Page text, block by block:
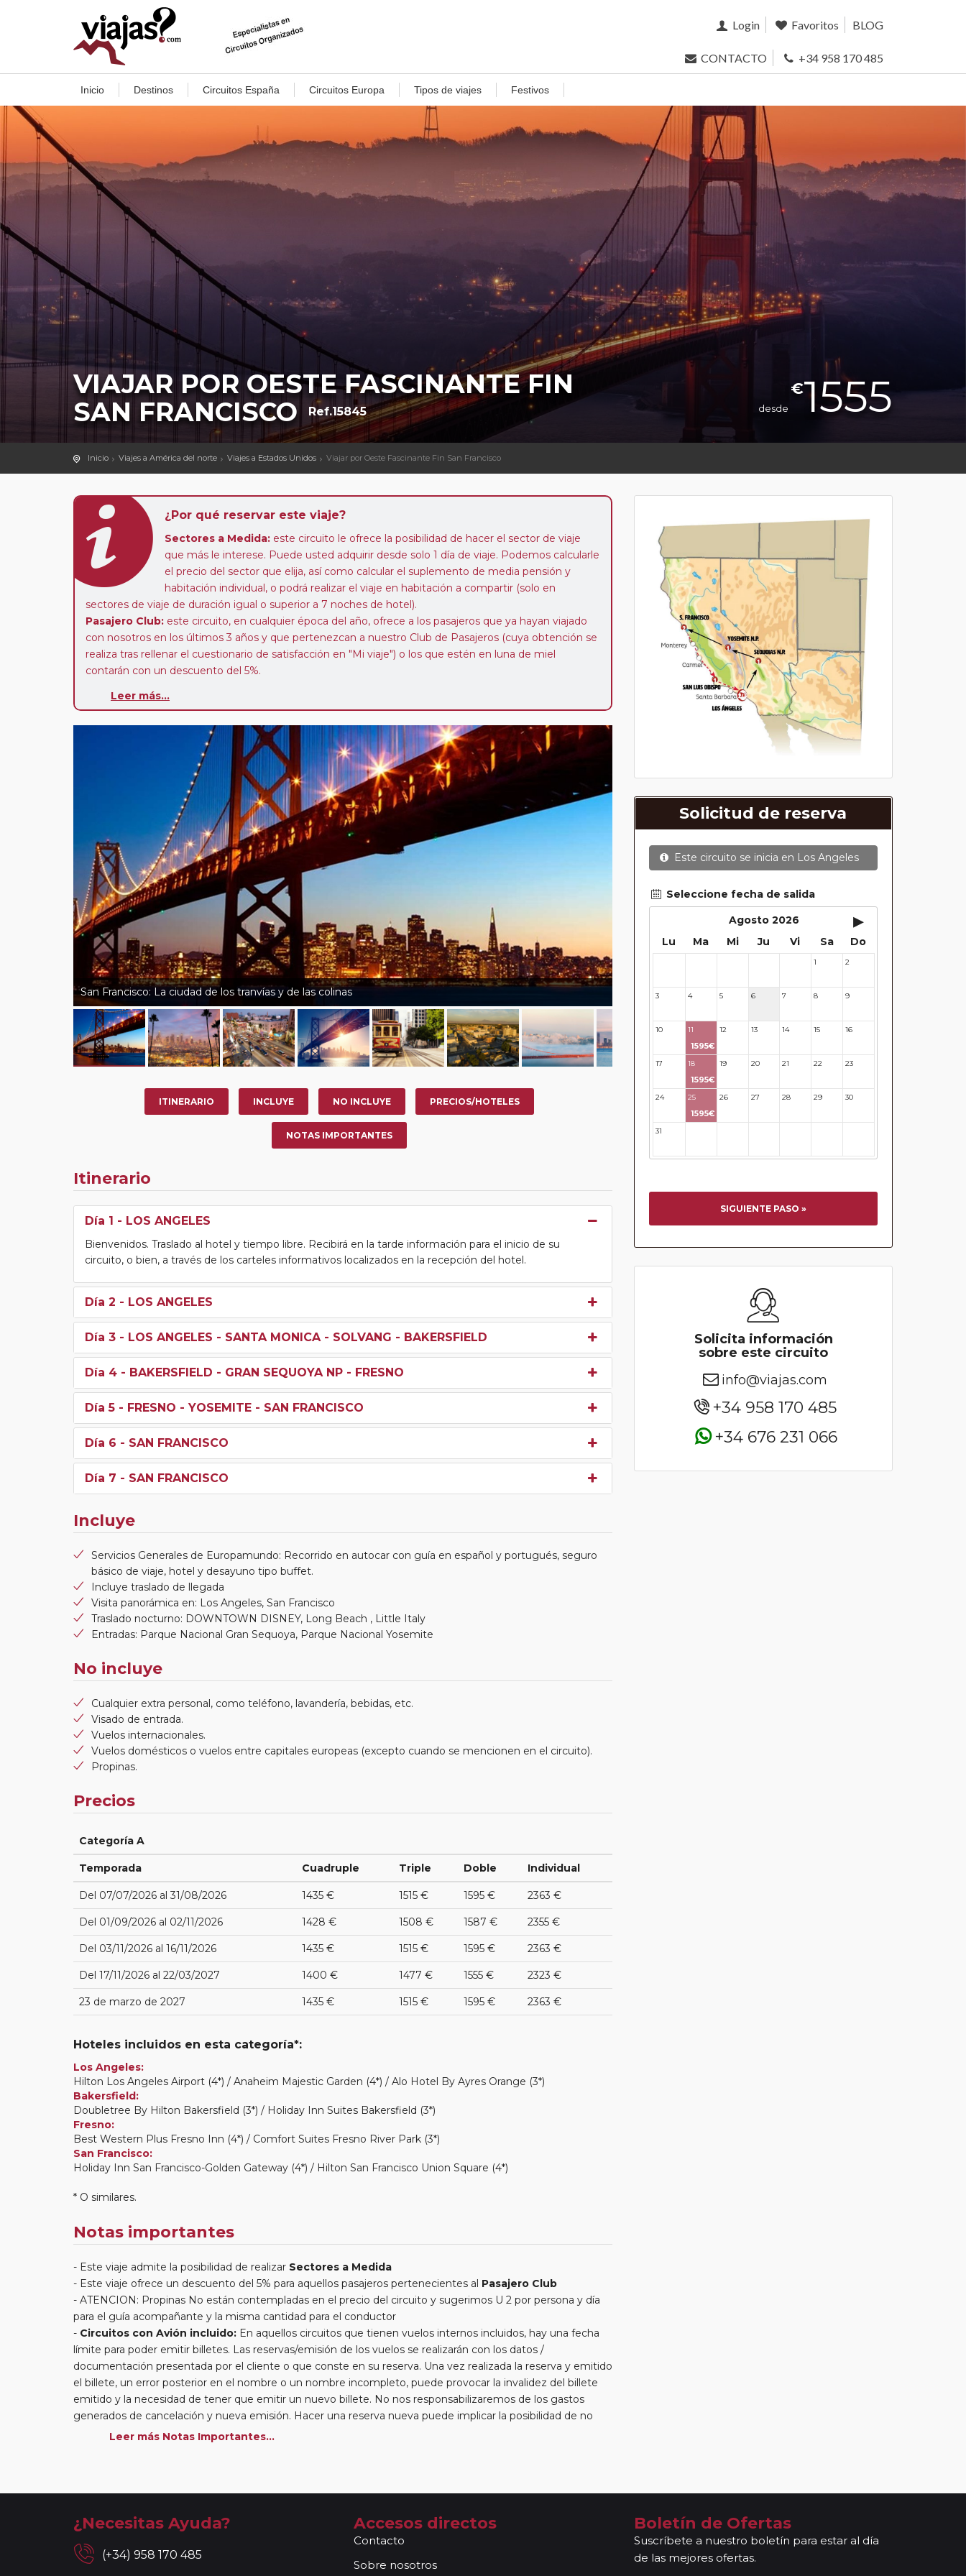
Login Favoritos BLOG
CONTACTO +34 958 170 485
Inicio Destinos Circuitos España Circuitos Europa Tipos de viajes Festivos
VIAJAR POR OESTE FASCINANTE FIN
SAN FRANCISCO
Ref.15845 desde
€1555
Inicio Viajes a América del norte Viajes a Estados Unidos Viajar por Oeste Fascinante Fin San Francisco
¿Por qué reservar este viaje?
Sectores a Medida: este circuito le ofrece la posibilidad de hacer el sector de viaje
que más le interese. Puede usted adquirir desde solo 1 día de viaje. Podemos calcularle
el precio del sector que elija, así como calcular el suplemento de media pensión y
habitación individual, o podrá realizar el viaje en habitación a compartir (solo en
sectores de viaje de duración igual o superior a 7 noches de hotel).
Pasajero Club: este circuito, en cualquier época del año, ofrece a los pasajeros que ya hayan viajado
con nosotros en los últimos 3 años y que pertenezcan a nuestro Club de Pasajeros (cuya obtención se
realiza tras rellenar el cuestionario de satisfacción en "Mi viaje") o los que estén en luna de miel
contarán con un descuento del 5%.
Leer más...
San Francisco: La ciudad de los tranvías y de las colinas
ITINERARIO INCLUYE NO INCLUYE PRECIOS/HOTELES
NOTAS IMPORTANTES
Itinerario
Día 1 - LOS ANGELES
Bienvenidos. Traslado al hotel y tiempo libre. Recibirá en la tarde información para el inicio de su
circuito, o bien, a través de los carteles informativos localizados en la recepción del hotel.
Día 2 - LOS ANGELES
Día 3 - LOS ANGELES - SANTA MONICA - SOLVANG - BAKERSFIELD
Día 4 - BAKERSFIELD - GRAN SEQUOYA NP - FRESNO
Día 5 - FRESNO - YOSEMITE - SAN FRANCISCO
Día 6 - SAN FRANCISCO
Día 7 - SAN FRANCISCO
Incluye
Servicios Generales de Europamundo: Recorrido en autocar con guía en español y portugués, seguro
básico de viaje, hotel y desayuno tipo buffet.
Incluye traslado de llegada
Visita panorámica en: Los Angeles, San Francisco
Traslado nocturno: DOWNTOWN DISNEY, Long Beach , Little Italy
Entradas: Parque Nacional Gran Sequoya, Parque Nacional Yosemite
No incluye
Cualquier extra personal, como teléfono, lavandería, bebidas, etc.
Visado de entrada.
Vuelos internacionales.
Vuelos domésticos o vuelos entre capitales europeas (excepto cuando se mencionen en el circuito).
Propinas.
Precios
Categoría A
Temporada Cuadruple Triple Doble Individual
Del 07/07/2026 al 31/08/2026 1435 € 1515 € 1595 € 2363 €
Del 01/09/2026 al 02/11/2026 1428 € 1508 € 1587 € 2355 €
Del 03/11/2026 al 16/11/2026 1435 € 1515 € 1595 € 2363 €
Del 17/11/2026 al 22/03/2027 1400 € 1477 € 1555 € 2323 €
23 de marzo de 2027 1435 € 1515 € 1595 € 2363 €
Hoteles incluidos en esta categoría*:
Los Angeles:
Hilton Los Angeles Airport (4*) / Anaheim Majestic Garden (4*) / Alo Hotel By Ayres Orange (3*)
Bakersfield:
Doubletree By Hilton Bakersfield (3*) / Holiday Inn Suites Bakersfield (3*)
Fresno:
Best Western Plus Fresno Inn (4*) / Comfort Suites Fresno River Park (3*)
San Francisco:
Holiday Inn San Francisco-Golden Gateway (4*) / Hilton San Francisco Union Square (4*)
* O similares.
Notas importantes
Este viaje admite la posibilidad de realizar Sectores a Medida
Este viaje ofrece un descuento del 5% para aquellos pasajeros pertenecientes al Pasajero Club
ATENCION: Propinas No están contempladas en el precio del circuito y sugerimos U 2 por persona y día
para el guía acompañante y la misma cantidad para el conductor
Circuitos con Avión incluido: En aquellos circuitos que tienen vuelos internos incluidos, hay una fecha
límite para poder emitir billetes. Las reservas/emisión de los vuelos se realizarán con los datos /
documentación presentada por el cliente o que conste en su reserva. Una vez realizada la reserva y emitido
el billete, un error posterior en el nombre o un nombre incompleto, puede provocar la invalidez del billete
emitido y la necesidad de tener que emitir un nuevo billete. No nos responsabilizaremos de los gastos
generados de cancelación y nueva emisión. Hacer una reserva nueva puede implicar la posibilidad de no
conseguir plazas en los mismos vuelos previstos. Las compañías aéreas se reservan el derecho de que un
compañía aérea en el momento de facturar. Recuerde que en estos circuitos no dispondrá de servicio de
maleteros en los hoteles a la llegada y salida del aeropuerto/ estación de tren.
En los Circuitos con Crucero
dispondrá de días libres para poder disfrutar por su cuenta en las ciudades
más activas y bellas de Europa. Durante estos días, no estarán acompañados de nuestros guías. En caso de
Leer más Notas Importantes...
Solicitud de reserva
Este circuito se inicia en Los Angeles
Seleccione fecha de salida
Agosto 2026
▸
Lu Ma Mi Ju Vi Sa Do
1 2
3 4 5 6 7 8 9
10 11
1595€
12 13 14 15 16
17 18
1595€
19 20 21 22 23
24 25
1595€
26 27 28 29 30
31
SIGUIENTE PASO »
Solicita información
sobre este circuito
info@viajas.com
+34 958 170 485
+34 676 231 066
¿Necesitas Ayuda?
(+34) 958 170 485
Accesos directos
Contacto
Sobre nosotros
Boletín de Ofertas
Suscríbete a nuestro boletín para estar al día
de las mejores ofertas.